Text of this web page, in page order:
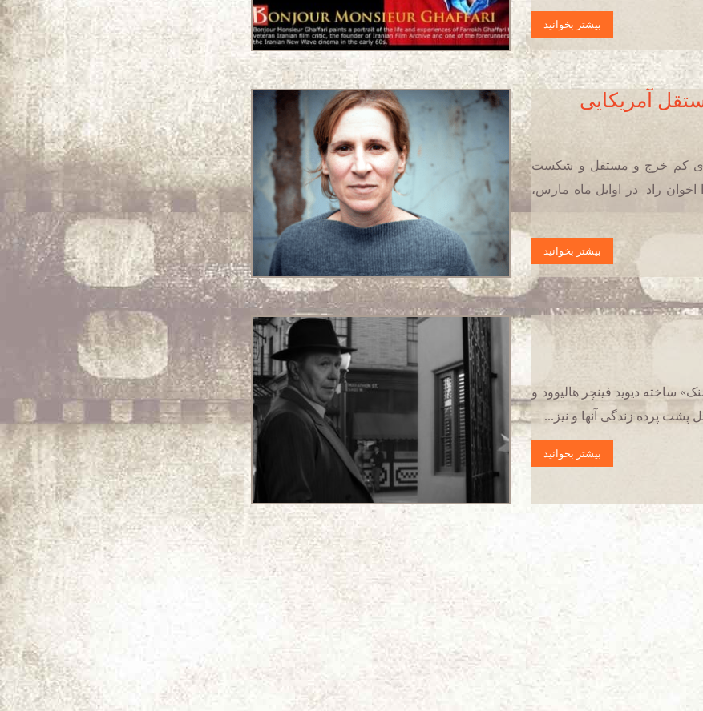
بیشتر بخوانید
آمریکایی
کم خرج و مستقل و شکست
اخوان راد در اوایل ماه مارس،
بیشتر بخوانید
ساخته دیوید فینچر هالیوود و
پشت پرده زندگی آنها و نیز...
بیشتر بخوانید